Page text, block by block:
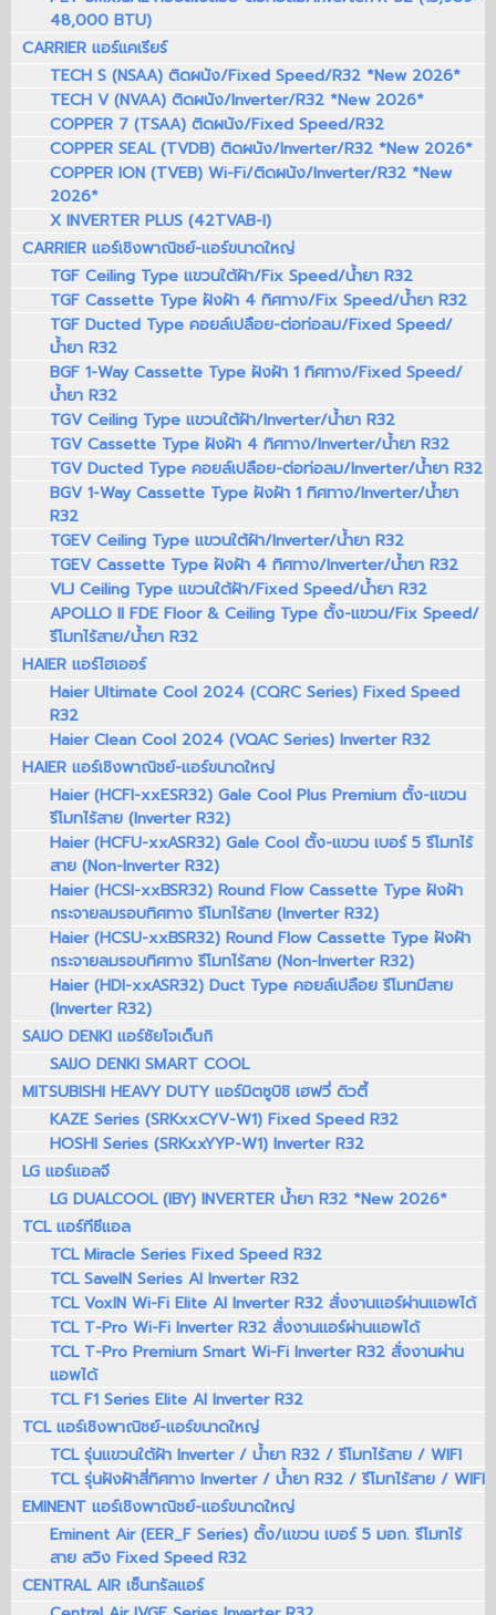
48,000 BTU)
CARRIER แอร์แคเรียร์
TECH S (NSAA) ติดผนัง/Fixed Speed/R32 *New 2026*
TECH V (NVAA) ติดผนัง/Inverter/R32 *New 2026*
COPPER 7 (TSAA) ติดผนัง/Fixed Speed/R32
COPPER SEAL (TVDB) ติดผนัง/Inverter/R32 *New 2026*
COPPER ION (TVEB) Wi-Fi/ติดผนัง/Inverter/R32 *New
2026*
X INVERTER PLUS (42TVAB-I)
CARRIER แอร์เชิงพาณิชย์-แอร์ขนาดใหญ่
TGF Ceiling Type แขวนใต้ฝ้า/Fix Speed/น้ำยา R32
TGF Cassette Type ฝังฝ้า 4 ทิศทาง/Fix Speed/น้ำยา R32
TGF Ducted Type คอยล์เปลือย-ต่อท่อลม/Fixed Speed/
น้ำยา R32
BGF 1-Way Cassette Type ฝังฝ้า 1 ทิศทาง/Fixed Speed/
น้ำยา R32
TGV Ceiling Type แขวนใต้ฝ้า/Inverter/น้ำยา R32
TGV Cassette Type ฝังฝ้า 4 ทิศทาง/Inverter/น้ำยา R32
TGV Ducted Type คอยล์เปลือย-ต่อท่อลม/Inverter/น้ำยา R32
BGV 1-Way Cassette Type ฝังฝ้า 1 ทิศทาง/Inverter/น้ำยา
R32
TGEV Ceiling Type แขวนใต้ฝ้า/Inverter/น้ำยา R32
TGEV Cassette Type ฝังฝ้า 4 ทิศทาง/Inverter/น้ำยา R32
VLJ Ceiling Type แขวนใต้ฝ้า/Fixed Speed/น้ำยา R32
APOLLO II FDE Floor & Ceiling Type ตั้ง-แขวน/Fix Speed/
รีโมทไร้สาย/น้ำยา R32
HAIER แอร์ไฮเออร์
Haier Ultimate Cool 2024 (CQRC Series) Fixed Speed
R32
Haier Clean Cool 2024 (VQAC Series) Inverter R32
HAIER แอร์เชิงพาณิชย์-แอร์ขนาดใหญ่
Haier (HCFI-xxESR32) Gale Cool Plus Premium ตั้ง-แขวน
รีโมทไร้สาย (Inverter R32)
Haier (HCFU-xxASR32) Gale Cool ตั้ง-แขวน เบอร์ 5 รีโมทไร้
สาย (Non-Inverter R32)
Haier (HCSI-xxBSR32) Round Flow Cassette Type ฝังฝ้า
กระจายลมรอบทิศทาง รีโมทไร้สาย (Inverter R32)
Haier (HCSU-xxBSR32) Round Flow Cassette Type ฝังฝ้า
กระจายลมรอบทิศทาง รีโมทไร้สาย (Non-Inverter R32)
Haier (HDI-xxASR32) Duct Type คอยล์เปลือย รีโมทมีสาย
(Inverter R32)
SAIJO DENKI แอร์ซัยโจเด็นกิ
SAIJO DENKI SMART COOL
MITSUBISHI HEAVY DUTY แอร์มิตซูบิชิ เฮฟวี่ ดิวตี้
KAZE Series (SRKxxCYV-W1) Fixed Speed R32
HOSHI Series (SRKxxYYP-W1) Inverter R32
LG แอร์แอลจี
LG DUALCOOL (IBY) INVERTER น้ำยา R32 *New 2026*
TCL แอร์ทีซีแอล
TCL Miracle Series Fixed Speed R32
TCL SaveIN Series AI Inverter R32
TCL VoxIN Wi-Fi Elite AI Inverter R32 สั่งงานแอร์ผ่านแอพได้
TCL T-Pro Wi-Fi Inverter R32 สั่งงานแอร์ผ่านแอพได้
TCL T-Pro Premium Smart Wi-Fi Inverter R32 สั่งงานผ่าน
แอพได้
TCL F1 Series Elite AI Inverter R32
TCL แอร์เชิงพาณิชย์-แอร์ขนาดใหญ่
TCL รุ่นแขวนใต้ฝ้า Inverter / น้ำยา R32 / รีโมทไร้สาย / WIFI
TCL รุ่นฝังฝ้าสี่ทิศทาง Inverter / น้ำยา R32 / รีโมทไร้สาย / WIFI
EMINENT แอร์เชิงพาณิชย์-แอร์ขนาดใหญ่
Eminent Air (EER_F Series) ตั้ง/แขวน เบอร์ 5 มอก. รีโมทไร้
สาย สวิง Fixed Speed R32
CENTRAL AIR เซ็นทรัลแอร์